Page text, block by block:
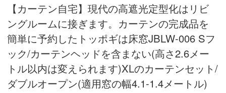
【カーテン自宅】現代の高遮光定型化はリビ
ングルームに接ぎます。カーテンの完成品を
簡単に予約したトッポギは床窓JBLW-006 Sフ
ック/カーテンヘッドを含まない(高さ2.6メー
トル以内は変えられます)XLのカーテンセット/
ダブルオープン(適用窓の幅4.1-1.4メートル)